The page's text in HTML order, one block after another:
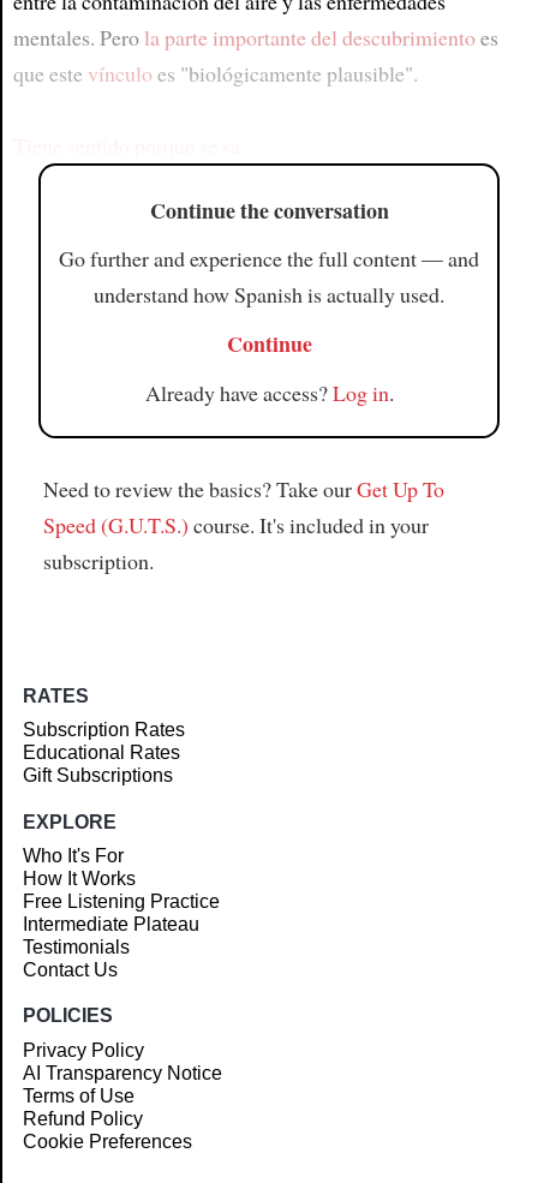
mentales. Pero la parte importante del descubrimientoes
que este vínculo es "biológicamente plausible".
Continue the conversation
Go further and experience the full content — and
understand how Spanish is actually used.
Continue
Already have access?Log in.
Need to review the basics? Take ourGet Up To
Speed (G.U.T.S.) course. It's included in your
subscription.
RATES
Subscription Rates
Educational Rates
Gift Subscriptions
EXPLORE
Who It's For
How It Works
Free Listening Practice
Intermediate Plateau
Testimonials
Contact Us
POLICIES
Privacy Policy
AI Transparency Notice
Terms of Use
Refund Policy
Cookie Preferences